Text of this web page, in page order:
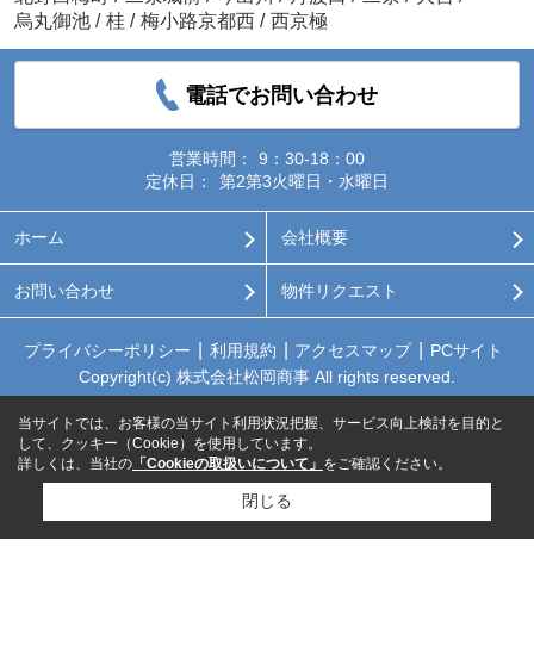
烏丸御池 / 桂 / 梅小路京都西 / 西京極
電話でお問い合わせ
営業時間：
9：30-18：00
定休日：
第2第3火曜日・水曜日
ホーム 会社概要
お問い合わせ 物件リクエスト
プライバシーポリシー 利用規約 アクセスマップ
PCサイト
Copyright(c) 株式会社松岡商事 All rights reserved.
当サイトでは、お客様の当サイト利用状況把握、サービス向上検討を目的と
して、クッキー（Cookie）を使用しています。
詳しくは、当社の 「Cookieの取扱いについて」 をご確認ください。
閉じる